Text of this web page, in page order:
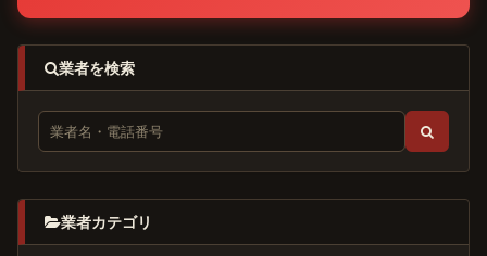
業者を検索
業者カテゴリ